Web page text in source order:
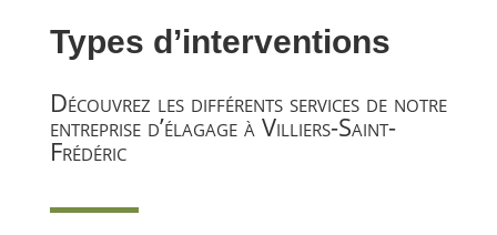
Types d’interventions
Découvrez les différents services de notre
entreprise d’élagage à Villiers-Saint-
Frédéric